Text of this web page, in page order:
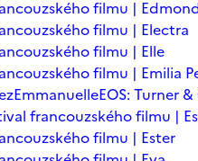
filmu |
filmu | Electra
filmu | Elle
filmu | Emilia
EmmanuelleEOS: Turner
francouzského filmu |
filmu | Ester